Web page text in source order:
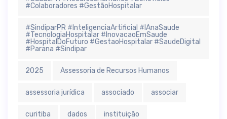
#Colaboradores #GestãoHospitalar
#SindiparPR #InteligenciaArtificial #IAnaSaude
#TecnologiaHospitalar #InovacaoEmSaude
#HospitalDoFuturo #GestaoHospitalar #SaudeDigital
#Parana #Sindipar
2025 Assessoria de Recursos Humanos
assessoria jurídica associado associar
curitiba dados instituição